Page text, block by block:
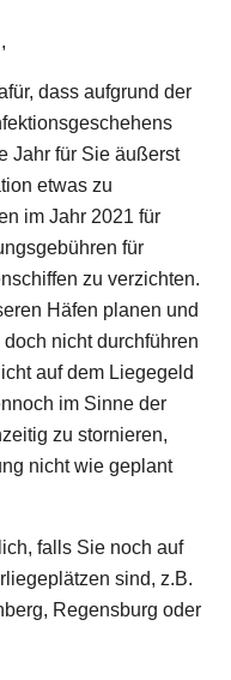
dass aufgrund der
Jahr für Sie äußerst
etwas zu
im Jahr 2021 für
für
zu verzichten.
Häfen planen und
nicht durchführen
auf dem Liegegeld
im Sinne der
zu stornieren,
nicht wie geplant
falls Sie noch auf
sind, z.B.
Regensburg oder